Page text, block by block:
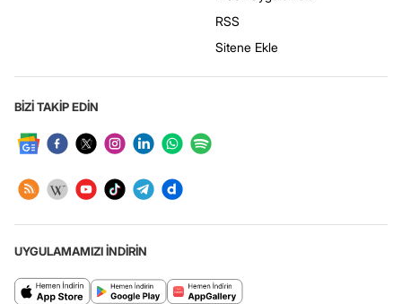
RSS
Sitene Ekle
BİZİ TAKİP EDİN
UYGULAMAMIZI İNDİRİN